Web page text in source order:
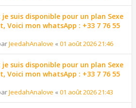
je suis disponible pour un plan Sexe
Voici mon whatsApp : +33 7 76 55
JeedahAnalove « 01 août 2026 21:46
je suis disponible pour un plan Sexe
Voici mon whatsApp : +33 7 76 55
JeedahAnalove « 01 août 2026 21:43